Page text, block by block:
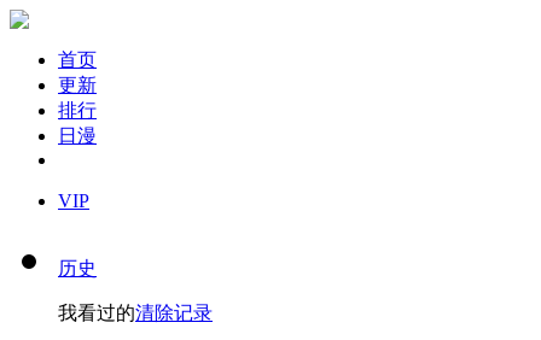
首页
更新
排行
日漫
VIP
历史
我看过的清除记录